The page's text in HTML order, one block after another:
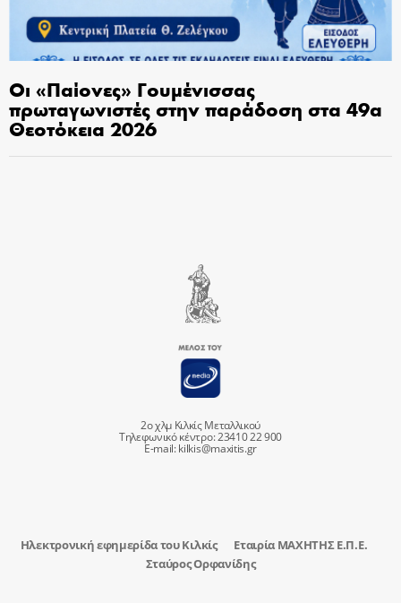
Οι «Παίονες» Γουμένισσας
πρωταγωνιστές στην παράδοση στα 49α
Θεοτόκεια 2026
2ο χλμ Κιλκίς Μεταλλικού
Τηλεφωνικό κέντρο: 23410 22 900
E-mail:kilkis@maxitis.gr
Ηλεκτρονική εφημερίδα του Κιλκίς
Εταιρία ΜΑΧΗΤΗΣ Ε.Π.Ε.
Σταύρος Ορφανίδης